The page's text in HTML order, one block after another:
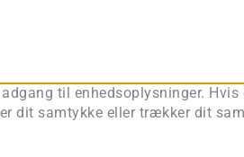
til enhedsoplysninger.
dit samtykke eller trækker dit